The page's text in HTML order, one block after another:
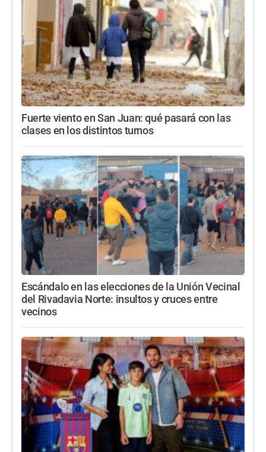
Fuerte viento en San Juan: qué pasará con las
clases en los distintos turnos
Escándalo en las elecciones de la Unión Vecinal
del Rivadavia Norte: insultos y cruces entre
vecinos